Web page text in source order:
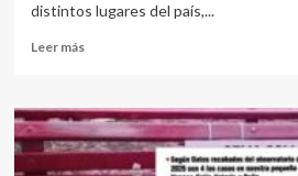
distintos lugares del país,...
Leer más